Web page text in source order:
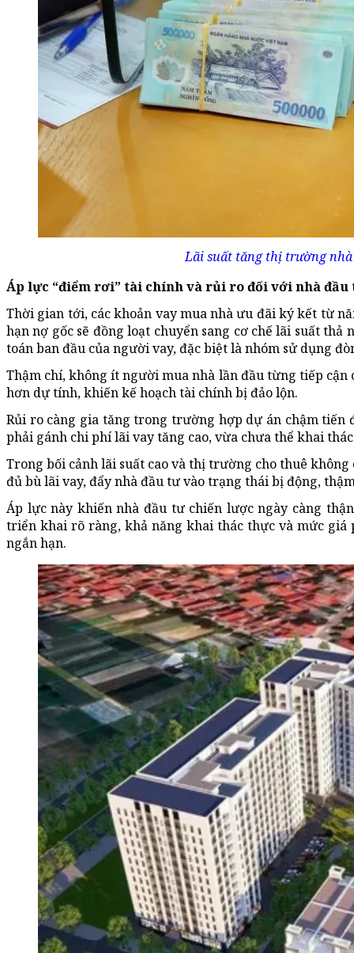
Lãi suất tăng thị trường
Áp lực “điểm rơi” tài chính và rủi ro đối với nhà đầu
Thời gian tới, các khoản vay mua nhà ưu đãi ký kết từ
hạn nợ gốc sẽ đồng loạt chuyển sang cơ chế lãi suất
toán ban đầu của người vay, đặc biệt là nhóm sử dụng
Thậm chí, không ít người mua nhà lần đầu từng tiếp
hơn dự tính, khiến kế hoạch tài chính bị đảo lộn.
Rủi ro càng gia tăng trong trường hợp dự án chậm tiến
phải gánh chi phí lãi vay tăng cao, vừa chưa thể khai
Trong bối cảnh lãi suất cao và thị trường cho thuê
đủ bù lãi vay, đẩy nhà đầu tư vào trạng thái bị động,
Áp lực này khiến nhà đầu tư chiến lược ngày càng
triển khai rõ ràng, khả năng khai thác thực và mức
ngắn hạn.